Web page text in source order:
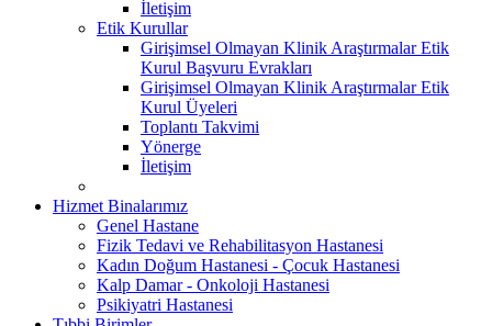
İletişim
Etik Kurullar
Girişimsel Olmayan Klinik Araştırmalar Etik
Kurul Başvuru Evrakları
Girişimsel Olmayan Klinik Araştırmalar Etik
Kurul Üyeleri
Toplantı Takvimi
Yönerge
İletişim
Hizmet Binalarımız
Genel Hastane
Fizik Tedavi ve Rehabilitasyon Hastanesi
Kadın Doğum Hastanesi - Çocuk Hastanesi
Kalp Damar - Onkoloji Hastanesi
Psikiyatri Hastanesi